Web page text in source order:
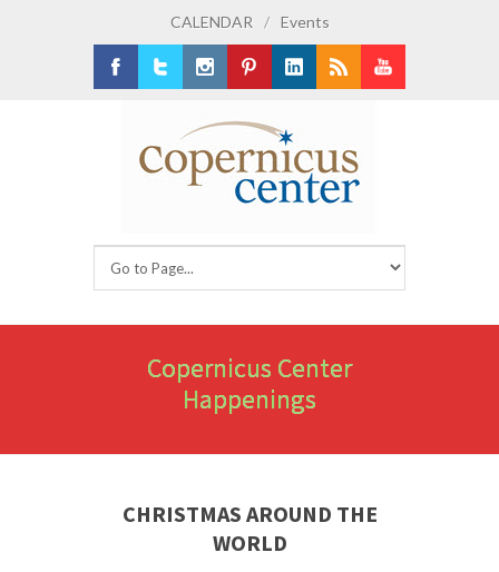
CALENDAR / Events
Copernicus Center
Happenings
CHRISTMAS AROUND THE
WORLD